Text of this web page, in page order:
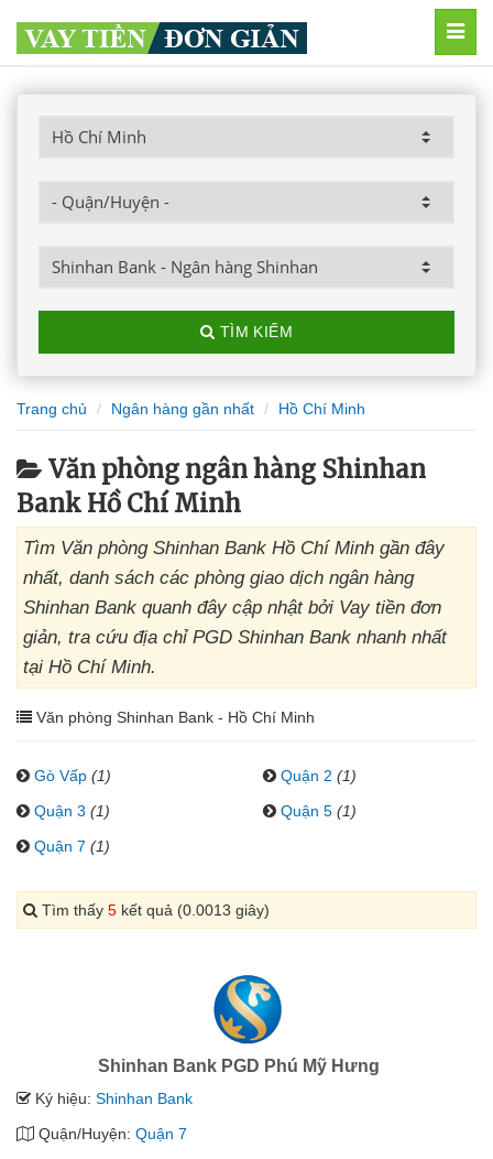
TÌM KIẾM
Trang chủ Ngân hàng gần nhất Hồ Chí Minh
Văn phòng ngân hàng Shinhan
Bank Hồ Chí Minh
Tìm Văn phòng Shinhan Bank Hồ Chí Minh gần đây
nhất, danh sách các phòng giao dịch ngân hàng
Shinhan Bank quanh đây cập nhật bởi Vay tiền đơn
giản, tra cứu địa chỉ PGD Shinhan Bank nhanh nhất
tại Hồ Chí Minh.
Văn phòng Shinhan Bank - Hồ Chí Minh
Gò Vấp (1) Quận 2 (1)
Quận 3 (1) Quận 5 (1)
Quận 7 (1)
Tìm thấy 5 kết quả (0.0013 giây)
Shinhan Bank PGD Phú Mỹ Hưng
Ký hiệu: Shinhan Bank
Quận/Huyện: Quận 7